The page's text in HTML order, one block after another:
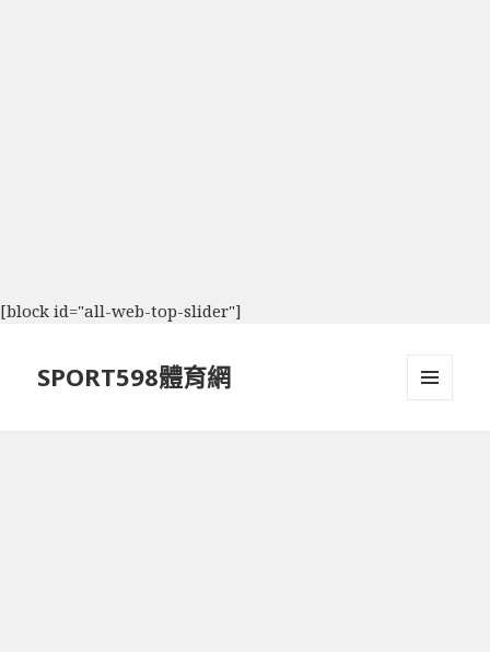
[block id="all-web-top-slider"]
SPORT598體育網